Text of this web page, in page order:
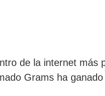
de la internet más
Grams ha